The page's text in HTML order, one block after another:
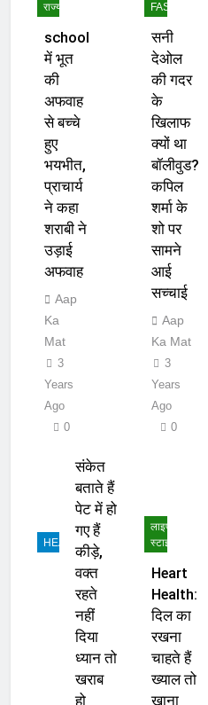
राज्य
school
में भूत
की
अफवाह
से बच्चे
हुए
भयभीत,
प्राचार्य
ने कहा
शराबी ने
उड़ाई
अफवाह
Aap
Ka
Mat
3
Years
Ago
0
FASHION
सनी
देओल
की गदर
के
खिलाफ
क्यों था
बॉलीवुड?
कपिल
शर्मा के
शो पर
सामने
आई
सच्चाई
Aap
Ka Mat
3
Years
Ago
0
HEADLINES
संकेत
बताते हैं
पेट में हो
गए हैं
कीड़े,
वक्त
रहते
नहीं
दिया
ध्यान तो
खराब
हो
लाइफ
स्टाइल
Heart
Health:
दिल का
रखना
चाहते हैं
ख्याल तो
खाना